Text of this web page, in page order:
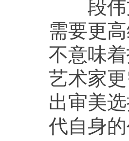
需要更
不意味
艺术家
出审美
代自身